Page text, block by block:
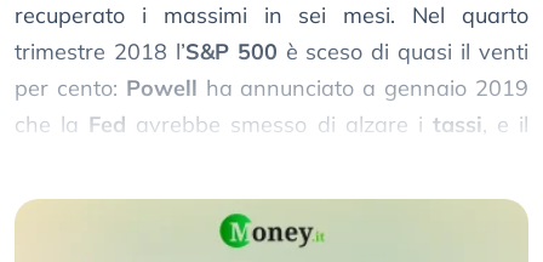
recuperato i massimi in sei mesi. Nel quarto
trimestre 2018 l’S&P 500 è sceso di quasi il venti
per cento: Powell ha annunciato a gennaio 2019
che la Fed avrebbe smesso di alzare i tassi, e il